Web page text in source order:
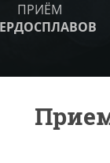
ПРИЁМ